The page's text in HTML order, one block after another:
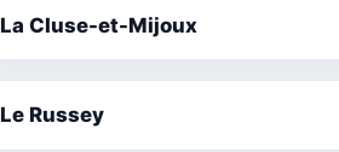
La Cluse-et-Mijoux
Le Russey